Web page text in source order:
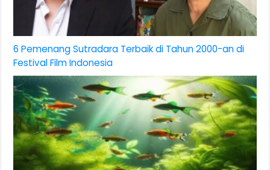
6 Pemenang Sutradara Terbaik di Tahun 2000-an di
Festival Film Indonesia